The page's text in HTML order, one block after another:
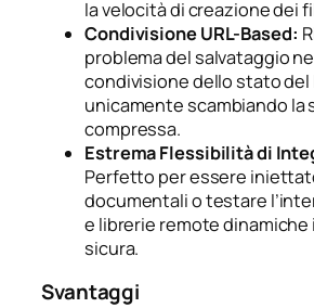
la velocità di creazione dei
Condivisione URL-Based:
problema del salvataggio
condivisione dello stato del
unicamente scambiando la
compressa.
Estrema Flessibilità di
Perfetto per essere
documentali o testare
e librerie remote dinamiche
sicura.
Svantaggi